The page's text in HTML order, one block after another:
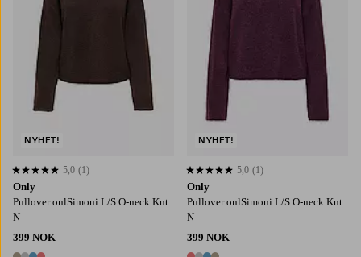
Only
Pullover onlSimoni L/S O-neck Knt
N
399 NOK
5,0 basert på 1 karaktergivninger
5,0 (1)
NYHET!
Only
Pullover onlSimoni L/S O-neck Knt
N
399 NOK
5,0 basert på 1 karaktergivninger
5,0 (1)
NYHET!